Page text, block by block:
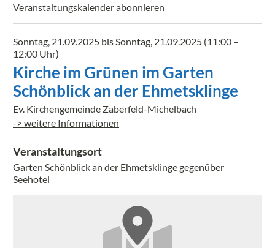
Veranstaltungskalender abonnieren
Sonntag, 21.09.2025 bis Sonntag, 21.09.2025 (11:00 –
12:00 Uhr)
Kirche im Grünen im Garten
Schönblick an der Ehmetsklinge
Ev. Kirchengemeinde Zaberfeld-Michelbach
-> weitere Informationen
Veranstaltungsort
Garten Schönblick an der Ehmetsklinge gegenüber
Seehotel